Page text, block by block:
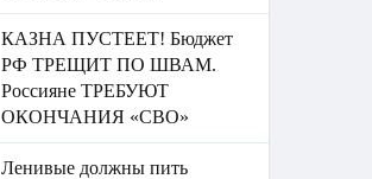
КАЗНА ПУСТЕЕТ! Бюджет
РФ ТРЕЩИТ ПО ШВАМ.
Россияне ТРЕБУЮТ
ОКОНЧАНИЯ «СВО»
Ленивые должны пить